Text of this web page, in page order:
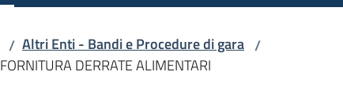
/ Altri Enti - Bandi e Procedure di gara /
DERRATE ALIMENTARI